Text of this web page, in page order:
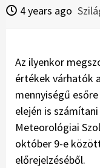
4 years ago
Az ilyenkor
értékek várhatók
mennyiségű
elején is
Meteorológiai
október 9-e
előrejelzéséből.